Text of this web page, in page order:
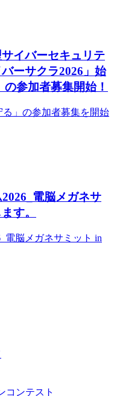
イバーセキュリテ
ーサクラ2026」始
参加者募集開始！
」の参加者募集を開始
電脳メガネサ
す。
電脳メガネサミット in
コンテスト